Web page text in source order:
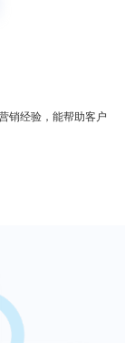
销经验，能帮助客户